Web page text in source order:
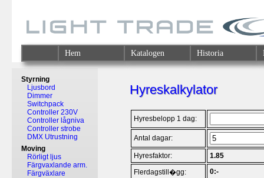
Hem Katalogen Historia
Styrning
Ljusbord
Dimmer
Switchpack
Controller 230V
Controller lågniva
Controller strobe
DMX Utrustning
Moving
Rörligt ljus
Färgvaxlande arm.
Färgväxlare
Hyreskalkylator
Hyresbelopp 1 dag:
Antal dagar:
Hyresfaktor:
1.85
Flerdagstill�gg:
0:-